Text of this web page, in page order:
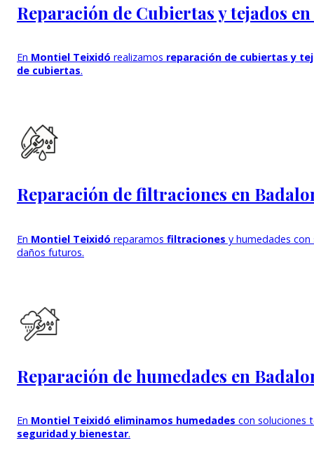
Reparación de Cubiertas y tejados
En Montiel Teixidó realizamos reparación de cubiertas y
de cubiertas.
Reparación de filtraciones en
En Montiel Teixidó reparamos filtraciones y humedades
daños futuros.
Reparación de humedades en
En Montiel Teixidó eliminamos humedades con soluciones
seguridad y bienestar.